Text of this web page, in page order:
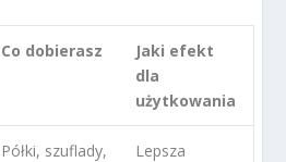
Co dobierasz
Jaki efekt
dla
użytkowania
Półki, szuflady,
Lepsza